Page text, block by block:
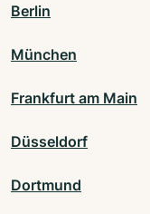
Berlin
München
Frankfurt am Main
Düsseldorf
Dortmund